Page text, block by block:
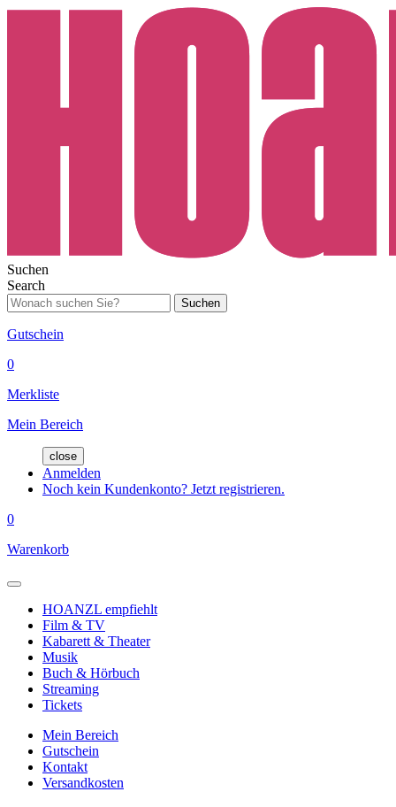
Suchen
Search
Suchen
Gutschein
0
Merkliste
Mein Bereich
close
Anmelden
Noch kein Kundenkonto? Jetzt registrieren.
0
Warenkorb
HOANZL empfiehlt
Film & TV
Kabarett & Theater
Musik
Buch & Hörbuch
Streaming
Tickets
Mein Bereich
Gutschein
Kontakt
Versandkosten